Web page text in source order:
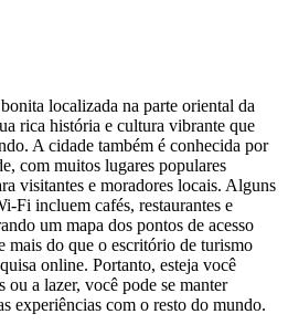
localizada na parte oriental da
rica história e cultura vibrante que
A cidade também é conhecida por
com muitos lugares populares
visitantes e moradores locais. Alguns
Fi incluem cafés, restaurantes e
um mapa dos pontos de acesso
do que o escritório de turismo
online. Portanto, esteja você
ou a lazer, você pode se manter
experiências com o resto do mundo.